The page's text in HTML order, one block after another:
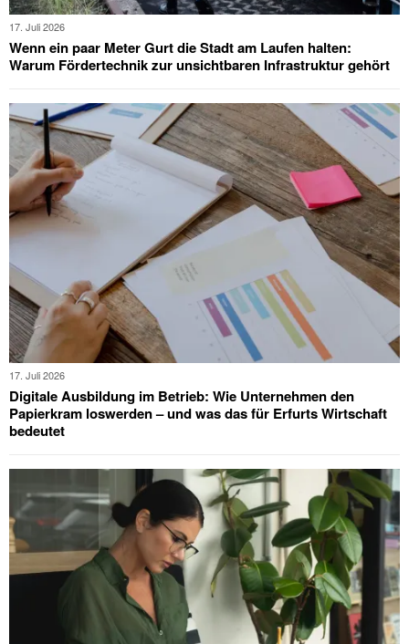
17. Juli 2026
Wenn ein paar Meter Gurt die Stadt am Laufen halten:
Warum Fördertechnik zur unsichtbaren Infrastruktur gehört
17. Juli 2026
Digitale Ausbildung im Betrieb: Wie Unternehmen den
Papierkram loswerden – und was das für Erfurts Wirtschaft
bedeutet